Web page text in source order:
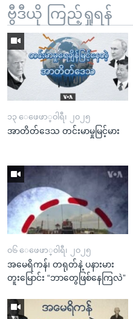
ဗွီဒီယို ကြည့်ရှုရန်
၁၃ ေဖေဖာ္၀ါရီ၊ ၂၀၂၅
အာတိတ်ဒေသ တင်းမာမှုမြင့်မား
၀၆ ေဖေဖာ္၀ါရီ၊ ၂၀၂၅
အမေရိကန်၊ တရုတ်နဲ့ ပနားမား
တူးမြောင်း “ဘာတွေဖြစ်နေကြလဲ”